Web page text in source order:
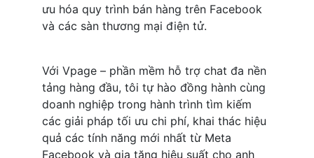
ưu hóa quy trình bán hàng trên Facebook
và các sàn thương mại điện tử.
Với Vpage – phần mềm hỗ trợ chat đa nền
tảng hàng đầu, tôi tự hào đồng hành cùng
doanh nghiệp trong hành trình tìm kiếm
các giải pháp tối ưu chi phí, khai thác hiệu
quả các tính năng mới nhất từ Meta
Facebook và gia tăng hiệu suất cho anh